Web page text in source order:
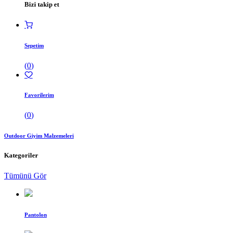
Bizi takip et
Sepetim
(0)
Favorilerim
(0)
Outdoor Giyim Malzemeleri
Kategoriler
Tümünü Gör
Pantolon